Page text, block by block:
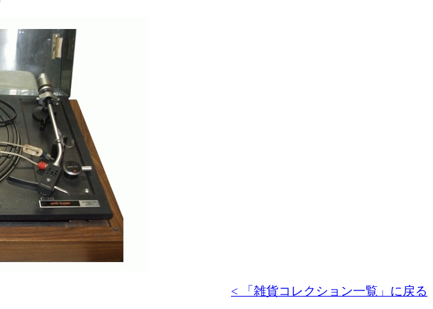
< 「雑貨コレクション一覧」に戻る